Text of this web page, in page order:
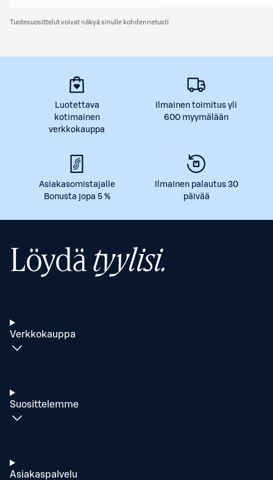
Tuotesuosittelut voivat näkyä sinulle kohdennetusti
Luotettava
kotimainen
verkkokauppa
Ilmainen toimitus yli
600 myymälään
Asiakasomistajalle
Bonusta jopa 5 %
Ilmainen palautus 30
päivää
Löydätyylisi.
Verkkokauppa
Suosittelemme
Asiakaspalvelu